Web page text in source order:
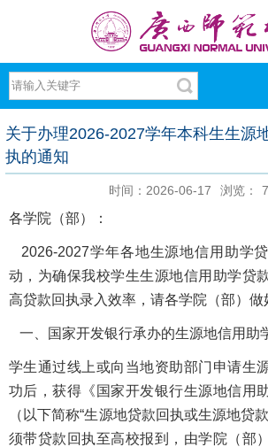
关于办理2026-2027学年本科生生源
执的通知
时间：2026-06-17 浏览：
各学院（部）：
2026-2027学年各地生源地信用助学
动，为确保我校学生生源地信用助学贷
高贷款回执录入效率，请各学院（部）做
一、国家开发银行承办的生源地信用助
学生通过线上或向当地资助部门申请生
功后，获得《国家开发银行生源地信用
（以下简称“生源地贷款回执或生源地贷
须带贷款回执至高校报到，由学院（部